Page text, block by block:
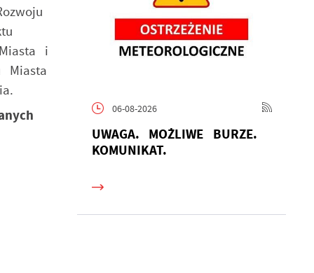
i
Miasta
06-08-2026
UWAGA. MOŻLIWE BURZE.
KOMUNIKAT.